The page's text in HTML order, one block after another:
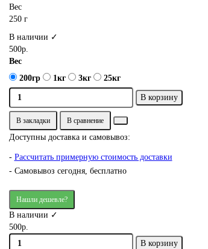
Вес
250 г
В наличии ✓
500р.
Вес
200гр
1кг 3кг 25кг
В корзину
В закладки В сравнение
Доступны доставка и самовывоз:
- Рассчитать примерную стоимость доставки
- Самовывоз сегодня, бесплатно
Нашли дешевле?
В наличии ✓
500р.
В корзину